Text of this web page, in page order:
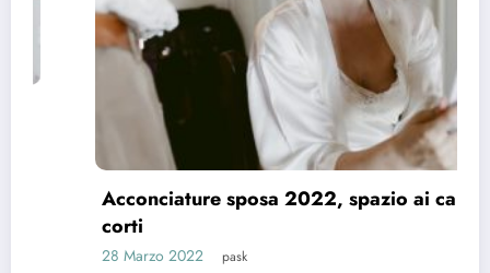
Acconciature sposa 2022, spazio ai capelli
28 Marzo 2022 pask